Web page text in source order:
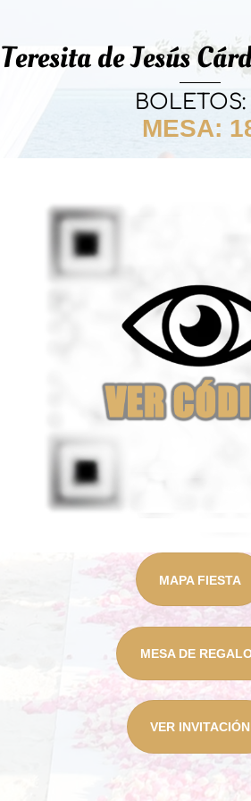
Teresita de Jesús
BOLETOS:
MESA:
MAPA FIESTA
MESA DE
VER INVITACIÓN